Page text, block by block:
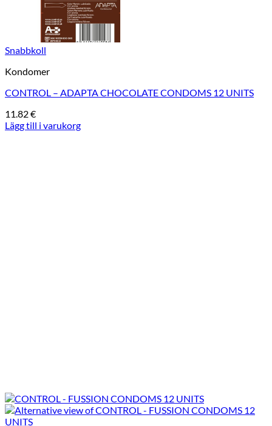
Snabbkoll
Kondomer
CONTROL – ADAPTA CHOCOLATE CONDOMS 12 UNITS
11.82€
Lägg till i varukorg